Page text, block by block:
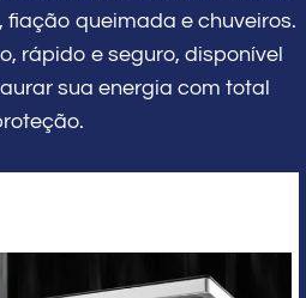
fiação queimada e chuveiros.
rápido e seguro, disponível
sua energia com total